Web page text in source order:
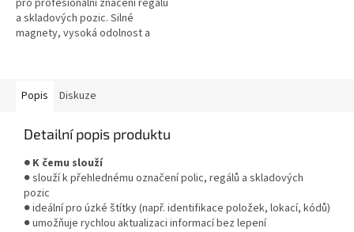
a skladových pozic. Silné
magnety, vysoká odolnost a
Popis Diskuze
Detailní popis produktu
● K čemu slouží
● slouží k přehlednému označení polic, regálů a skladových
pozic
● ideální pro úzké štítky (např. identifikace položek, lokací, kódů)
● umožňuje rychlou aktualizaci informací bez lepení